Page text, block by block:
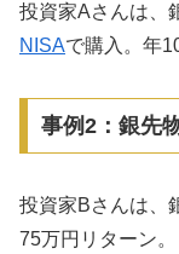
投資家Aさんは、
NISAで購入。年
事例2：銀先
投資家Bさんは、
75万円リターン。